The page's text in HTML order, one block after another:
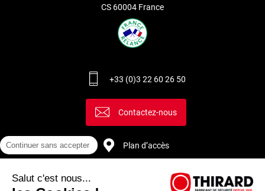
CS 60004 France
+33 (0)3 22 60 26 50
Contactez-nous
Plan d’accès
Continuer sans accepter
Salut c'est nous...